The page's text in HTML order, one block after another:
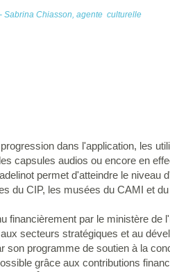
- Sabrina Chiasson, agente culturelle
dans l'application, les
capsules audios ou encore en
permet d'atteindre le
du CIP, les musées du CAMI et
financièrement par le ministère de
secteurs stratégiques et au
son programme de soutien à la
grâce aux contributions